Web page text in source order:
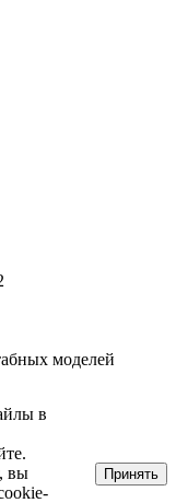
моделей
в
вы
Принять